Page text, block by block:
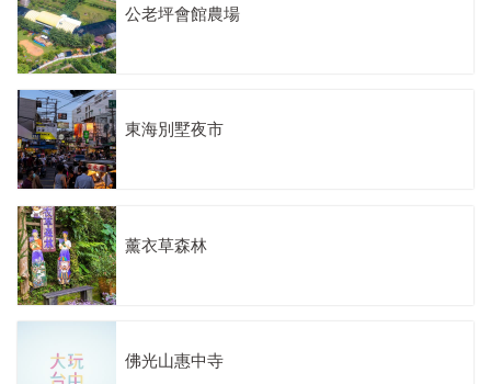
公老坪會館農場
東海別墅夜市
薰衣草森林
佛光山惠中寺